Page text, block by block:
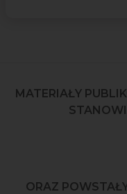
MATERIAŁY
ORAZ